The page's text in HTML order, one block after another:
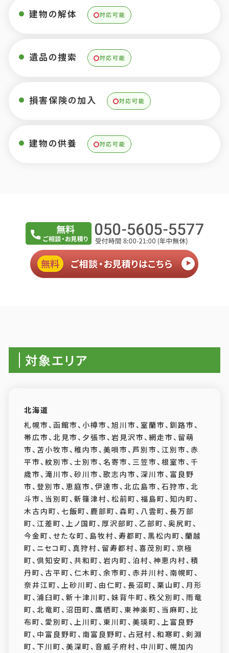
建物の解体 対応可能
遺品の捜索 対応可能
損害保険の加入 対応可能
建物の供養 対応可能
対象エリア
北海道
札幌市、函館市、小樽市、旭川市、室蘭市、釧路市、
帯広市、北見市、夕張市、岩見沢市、網走市、留萌
市、苫小牧市、稚内市、美唄市、芦別市、江別市、赤
平市、紋別市、士別市、名寄市、三笠市、根室市、千
歳市、滝川市、砂川市、歌志内市、深川市、富良野
市、登別市、恵庭市、伊達市、北広島市、石狩市、北
斗市、当別町、新篠津村、松前町、福島町、知内町、
木古内町、七飯町、鹿部町、森町、八雲町、長万部
町、江差町、上ノ国町、厚沢部町、乙部町、奥尻町、
今金町、せたな町、島牧村、寿都町、黒松内町、蘭越
町、ニセコ町、真狩村、留寿都村、喜茂別町、京極
町、倶知安町、共和町、岩内町、泊村、神恵内村、積
丹町、古平町、仁木町、余市町、赤井川村、南幌町、
奈井江町、上砂川町、由仁町、長沼町、栗山町、月形
町、浦臼町、新十津川町、妹背牛町、秩父別町、雨竜
町、北竜町、沼田町、鷹栖町、東神楽町、当麻町、比
布町、愛別町、上川町、東川町、美瑛町、上富良野
町、中富良野町、南富良野町、占冠村、和寒町、剣淵
町、下川町、美深町、音威子府村、中川町、幌加内